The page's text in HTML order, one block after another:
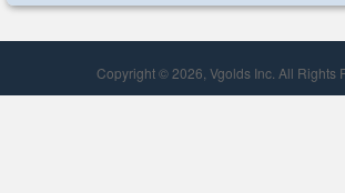
Copyright © 2026, Vgolds Inc. All Rights